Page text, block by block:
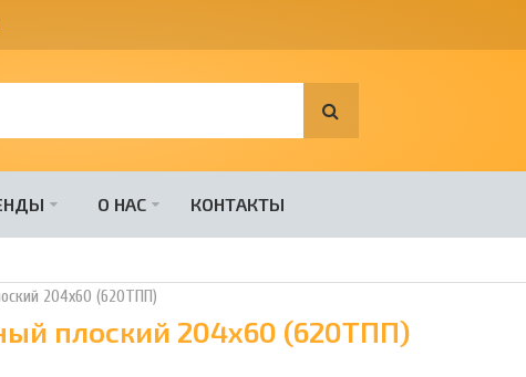
О НАС КОНТАКТЫ
204х60 (620ТПП)
плоский 204х60 (620ТПП)